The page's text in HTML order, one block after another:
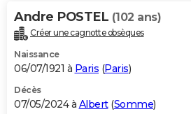
Andre POSTEL (102 ans)
Créer une cagnotte obsèques
Naissance
06/07/1921 à Paris (Paris)
Décès
07/05/2024 à Albert(Somme)